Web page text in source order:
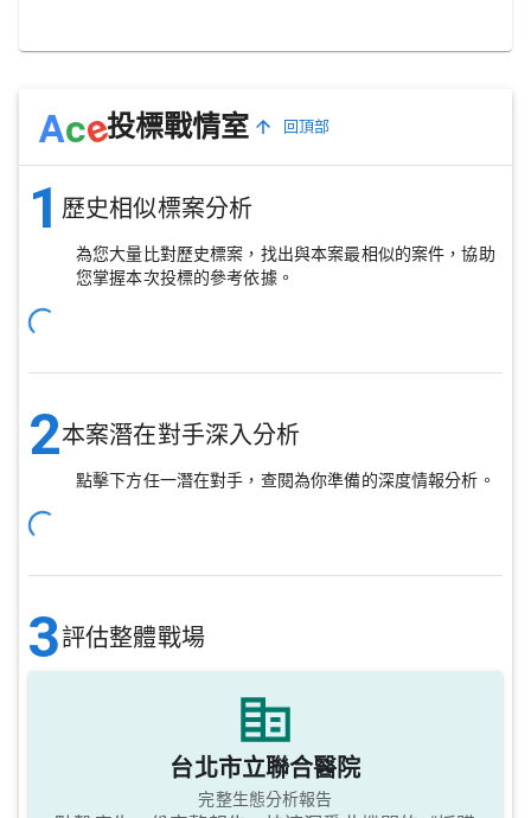
Ace投標戰情室 回頂部
1 歷史相似標案分析
為您大量比對歷史標案，找出與本案最相似的案件，協助
您掌握本次投標的參考依據。
2本案潛在對手深入分析
點擊下方任一潛在對手，查閱為你準備的深度情報分析。
3評估整體戰場
台北市立聯合醫院
完整生態分析報告